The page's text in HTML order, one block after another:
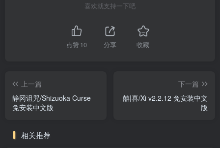
喜欢就支持一下吧
点赞10 分享 收藏
上一篇
静冈诅咒/Shizuoka Curse
免安装中文版
下一篇
囍|喜/Xi v2.2.12 免安装中文
版
相关推荐